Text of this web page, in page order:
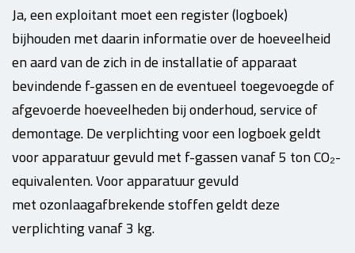
Ja, een exploitant moet een register (logboek)
bijhouden met daarin informatie over de hoeveelheid
en aard van de zich in de installatie of apparaat
bevindende f-gassen en de eventueel toegevoegde of
afgevoerde hoeveelheden bij onderhoud, service of
demontage.De verplichting voor een logboek geldt
voor apparatuur gevuld met f-gassen vanaf 5 ton CO₂-
equivalenten. Voor apparatuur gevuld
metozonlaagafbrekendestoffen geldt deze
verplichting vanaf 3 kg.